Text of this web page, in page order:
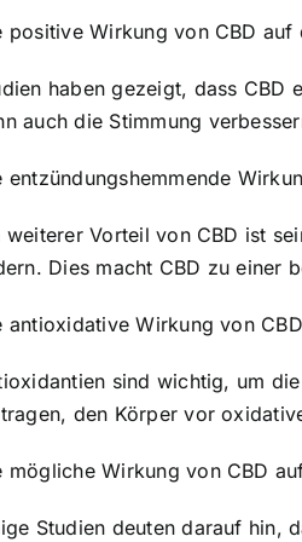
positive Wirkung von CBD auf
haben gezeigt, dass CBD
auch die Stimmung
entzündungshemmende
weiterer Vorteil von CBD ist
Dies macht CBD zu einer
antioxidative Wirkung von
sind wichtig, um
den Körper vor
mögliche Wirkung von CBD
Studien deuten darauf hin,